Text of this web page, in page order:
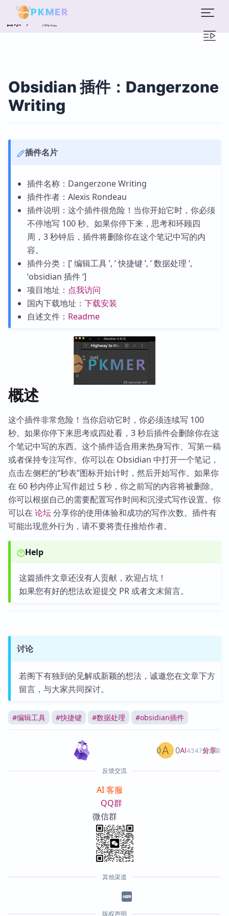
PKMER
目录 概述
Obsidian 插件：Dangerzone
Writing
插件名片
插件名称：Dangerzone Writing
插件作者：Alexis Rondeau
插件说明：这个插件很危险！当你开始它时，你必须
不停地写 100 秒。如果你停下来，思考和环顾四
周，3 秒钟后，插件将删除你在这个笔记中写的内
容。
插件分类：[’ 编辑工具 ’, ’ 快捷键 ’, ’ 数据处理 ’,
‘obsidian 插件 ‘]
项目地址： 点我访问
国内下载地址： 下载安装
自述文件： Readme
概述
这个插件非常危险！当你启动它时，你必须连续写 100
秒。如果你停下来思考或四处看，3 秒后插件会删除你在这
个笔记中写的东西。这个插件适合用来热身写作、写第一稿
或者保持专注写作。你可以在 Obsidian 中打开一个笔记，
点击左侧栏的“秒表”图标开始计时，然后开始写作。如果你
在 60 秒内停止写作超过 5 秒，你之前写的内容将被删除。
你可以根据自己的需要配置写作时间和沉浸式写作设置。你
可以在 论坛分享你的使用体验和成功的写作次数。插件有
可能出现意外行为，请不要将责任推给作者。
Help
这篇插件文章还没有人贡献，欢迎占坑！
如果您有好的想法欢迎提交 PR 或者文末留言。
讨论
若阁下有独到的见解或新颖的想法，诚邀您在文章下方
留言，与大家共同探讨。
#编辑工具 #快捷键 #数据处理 #obsidian插件
AI4347篇文章
0 0 分享
反馈交流
AI 客服
QQ群
微信群
其他渠道
版权声明